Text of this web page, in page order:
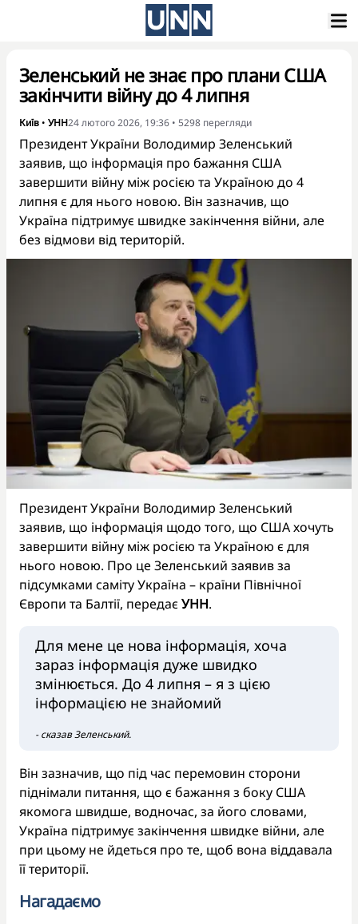
Зеленський не знає про плани США
закінчити війну до 4 липня
Київ • УНН24 лютого 2026, 19:36 • 5298 перегляди
Президент України Володимир Зеленський
заявив, що інформація про бажання США
завершити війну між росією та Україною до 4
липня є для нього новою. Він зазначив, що
Україна підтримує швидке закінчення війни, але
без відмови від територій.
Президент України Володимир Зеленський
заявив, що інформація щодо того, що США хочуть
завершити війну між росією та Україною є для
нього новою. Про це Зеленський заявив за
підсумками саміту Україна – країни Північної
Європи та Балтії, передає УНН.
Для мене це нова інформація, хоча
зараз інформація дуже швидко
змінюється. До 4 липня – я з цією
інформацією не знайомий
- сказав Зеленський.
Він зазначив, що під час перемовин сторони
піднімали питання, що є бажання з боку США
якомога швидше, водночас, за його словами,
Україна підтримує закінчення швидке війни, але
при цьому не йдеться про те, щоб вона віддавала
її території.
Нагадаємо